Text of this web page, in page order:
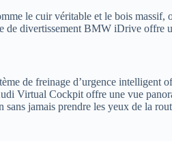
le cuir véritable et le bois massif,
de divertissement BMW iDrive offre
de freinage d’urgence intelligent
Virtual Cockpit offre une vue
jamais prendre les yeux de la